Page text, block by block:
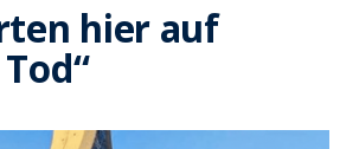
hier auf